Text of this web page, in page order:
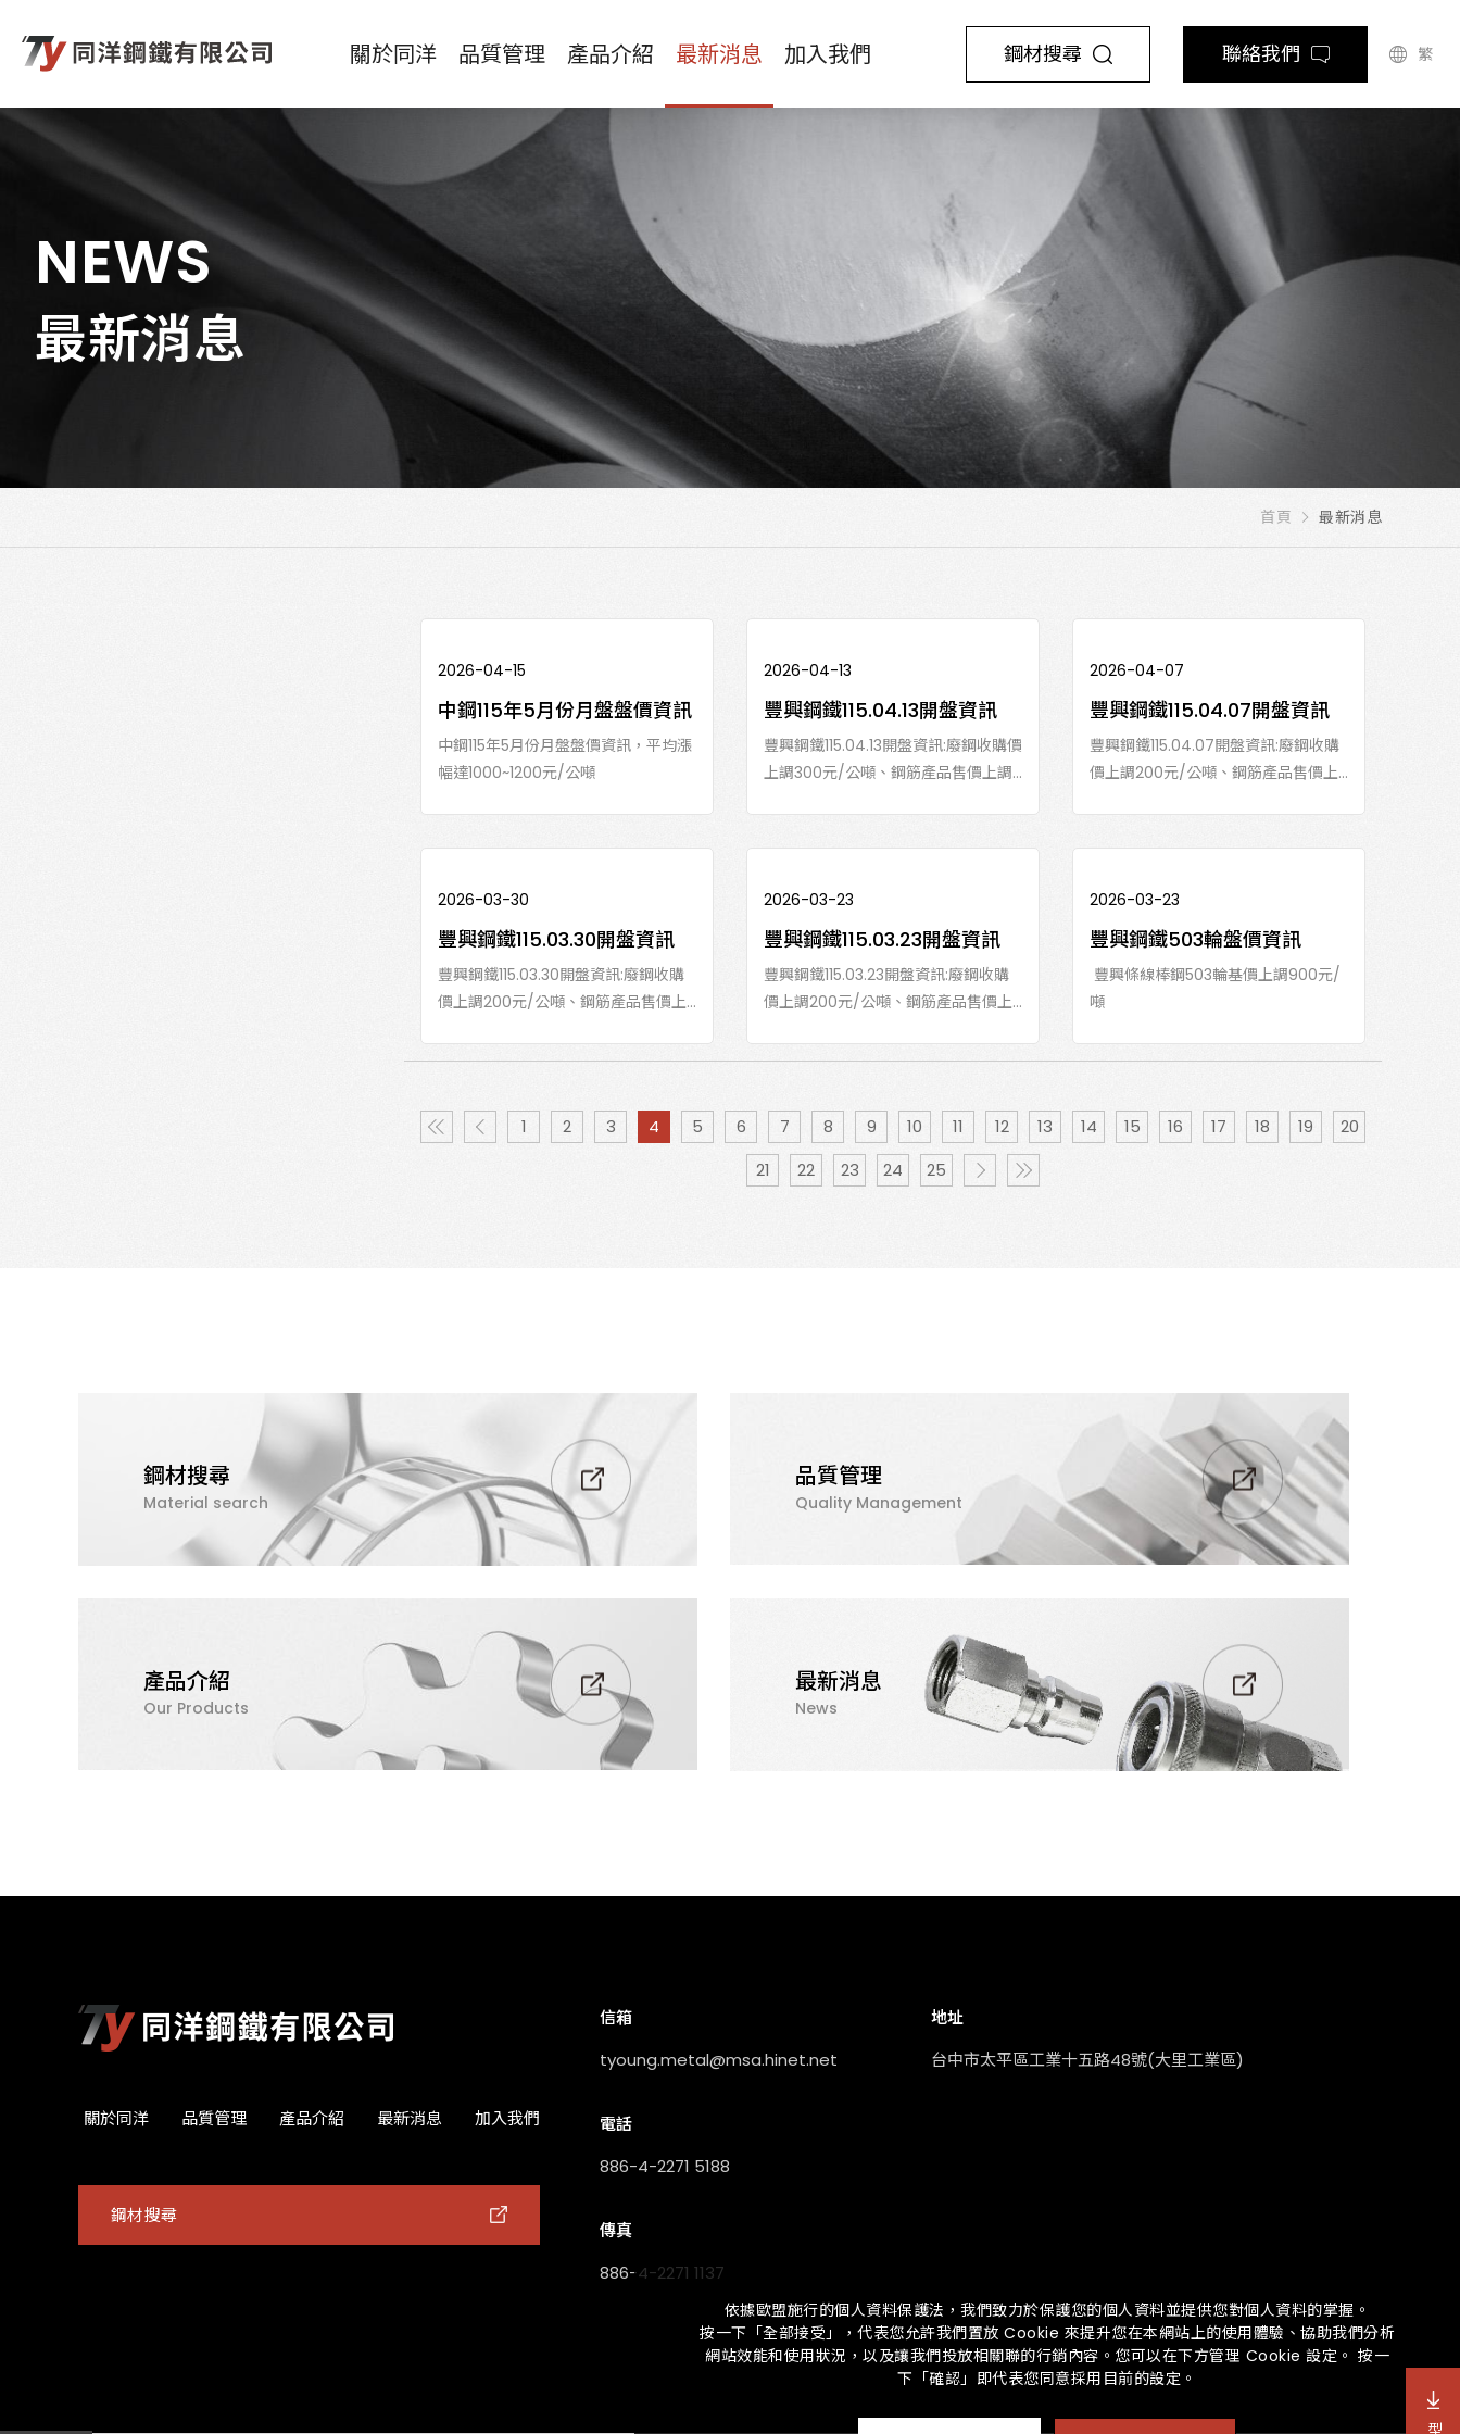
關於同洋 品質管理 產品介紹 最新消息 加入我們 鋼材搜尋 聯絡我們 繁
NEWS
最新消息
首頁 最新消息
2026-04-15
中鋼115年5月份月盤盤價資訊
中鋼115年5月份月盤盤價資訊，平均漲
幅達1000~1200元/公噸
2026-04-13
豐興鋼鐵115.04.13開盤資訊
豐興鋼鐵115.04.13開盤資訊:廢鋼收購價
上調300元/公噸、鋼筋產品售價上調...
2026-04-07
豐興鋼鐵115.04.07開盤資訊
豐興鋼鐵115.04.07開盤資訊:廢鋼收購
價上調200元/公噸、鋼筋產品售價上...
2026-03-30
豐興鋼鐵115.03.30開盤資訊
豐興鋼鐵115.03.30開盤資訊:廢鋼收購
價上調200元/公噸、鋼筋產品售價上...
2026-03-23
豐興鋼鐵115.03.23開盤資訊
豐興鋼鐵115.03.23開盤資訊:廢鋼收購
價上調200元/公噸、鋼筋產品售價上...
2026-03-23
豐興鋼鐵503輪盤價資訊
豐興條線棒鋼503輪基價上調900元/
噸
1 2 3 4 5 6 7 8 9 10 11 12 13 14 15 16 17 18 19
20
21
22 23 24 25
鋼材搜尋
Material search
品質管理
Quality Management
產品介紹
Our Products
最新消息
News
關於同洋 品質管理 產品介紹 最新消息 加入我們
鋼材搜尋
信箱
tyoung.metal@msa.hinet.net
電話
886-4-2271 5188
傳真
886-4-2271 1137
地址
台中市太平區工業十五路48號(大里工業區)
依據歐盟施行的個人資料保護法，我們致力於保護您的個人資料並提供您對個人資料的掌握。
按一下「全部接受」，代表您允許我們置放 Cookie 來提升您在本網站上的使用體驗、協助我們分析
網站效能和使用狀況，以及讓我們投放相關聯的行銷內容。您可以在下方管理 Cookie 設定。 按一
下「確認」即代表您同意採用目前的設定。